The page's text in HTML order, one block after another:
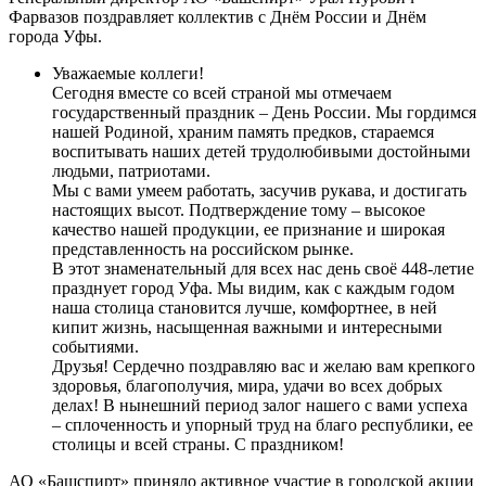
Фарвазов поздравляет коллектив с Днём России и Днём
города Уфы.
Уважаемые коллеги!
Сегодня вместе со всей страной мы отмечаем
государственный праздник – День России. Мы гордимся
нашей Родиной, храним память предков, стараемся
воспитывать наших детей трудолюбивыми достойными
людьми, патриотами.
Мы с вами умеем работать, засучив рукава, и достигать
настоящих высот. Подтверждение тому – высокое
качество нашей продукции, ее признание и широкая
представленность на российском рынке.
В этот знаменательный для всех нас день своё 448-летие
празднует город Уфа. Мы видим, как с каждым годом
наша столица становится лучше, комфортнее, в ней
кипит жизнь, насыщенная важными и интересными
событиями.
Друзья! Сердечно поздравляю вас и желаю вам крепкого
здоровья, благополучия, мира, удачи во всех добрых
делах! В нынешний период залог нашего с вами успеха
– сплоченность и упорный труд на благо республики, ее
столицы и всей страны. С праздником!
АО «Башспирт» приняло активное участие в городской акции